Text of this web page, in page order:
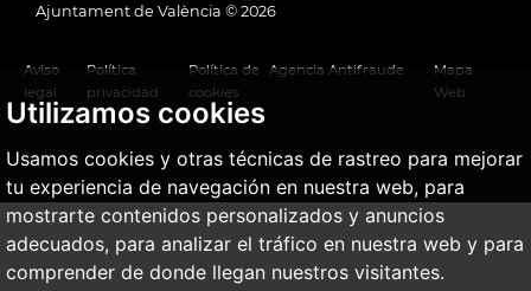
Utilizamos cookies
Usamos cookies y otras técnicas de rastreo para mejorar
tu experiencia de navegación en nuestra web, para
mostrarte contenidos personalizados y anuncios
adecuados, para analizar el tráfico en nuestra web y para
comprender de donde llegan nuestros visitantes.
Ajuntament de València © 2026
Aviso
legal
Política
privacidad
Política de
cookies
Agencia Antifraude
Mapa
Web